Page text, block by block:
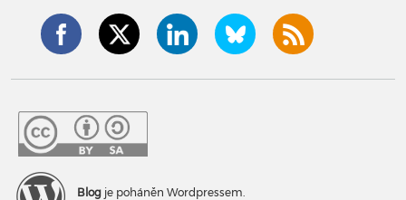
Blog je poháněn Wordpressem.